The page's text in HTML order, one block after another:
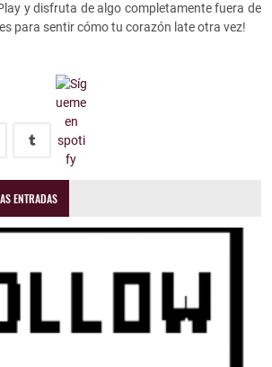
y disfruta de algo completamente fuera de
para sentir cómo tu corazón late otra vez!
ENTRADAS